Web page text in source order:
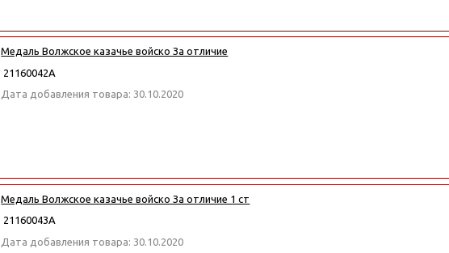
Медаль Волжское казачье войско За отличие
21160042А
Дата добавления товара: 30.10.2020
Медаль Волжское казачье войско За отличие 1 ст
21160043А
Дата добавления товара: 30.10.2020